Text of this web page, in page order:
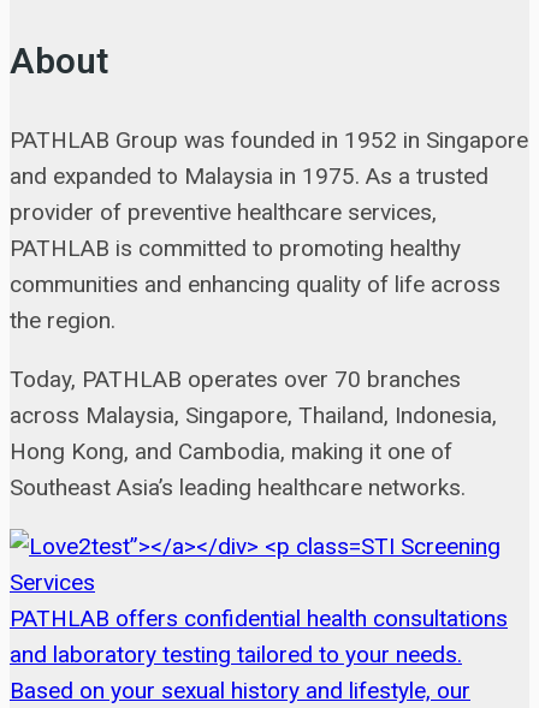
About
PATHLAB Group was founded in 1952 in Singapore
and expanded to Malaysia in 1975. As a trusted
provider of preventive healthcare services,
PATHLAB is committed to promoting healthy
communities and enhancing quality of life across
the region.
Today, PATHLAB operates over 70 branches
across Malaysia, Singapore, Thailand, Indonesia,
Hong Kong, and Cambodia, making it one of
Southeast Asia’s leading healthcare networks.
STI Screening
Services
PATHLAB offers confidential health consultations
and laboratory testing tailored to your needs.
Based on your sexual history and lifestyle, our